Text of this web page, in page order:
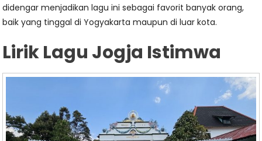
didengar menjadikan lagu ini sebagai favorit banyak orang,
baik yang tinggal di Yogyakarta maupun di luar kota.
Lirik Lagu Jogja Istimwa